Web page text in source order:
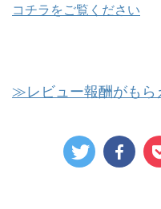
コチラをご覧ください
≫レビュー報酬がもら